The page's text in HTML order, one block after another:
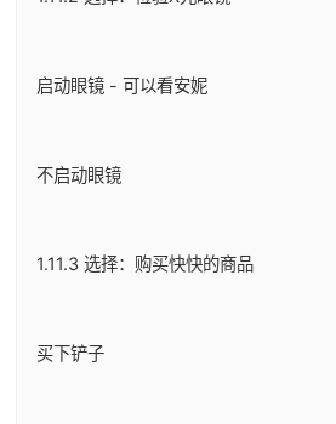
启动眼镜 - 可以看安妮
不启动眼镜
1.11.3 选择：购买快快的商品
买下铲子